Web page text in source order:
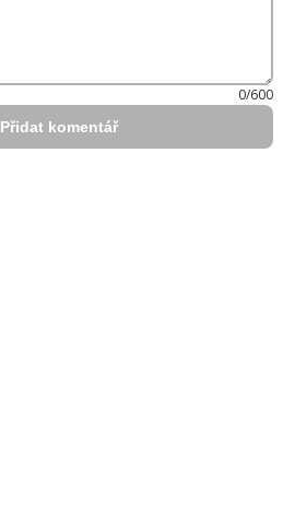
0/600
Přidat komentář